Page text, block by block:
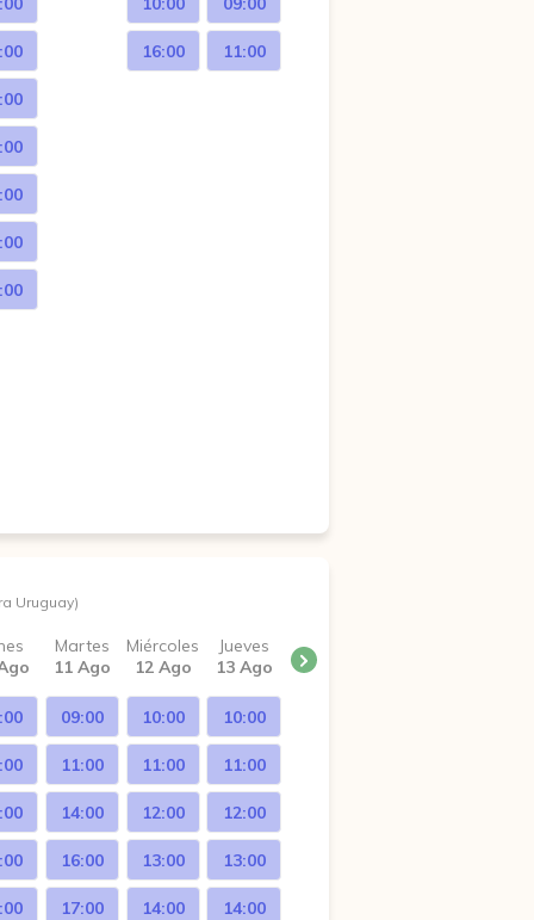
16:00 11:00
Uruguay)
Martes
11 Ago
09:00
11:00
14:00
16:00
17:00
Miércoles
12 Ago
10:00
11:00
12:00
13:00
14:00
Jueves
13 Ago
10:00
11:00
12:00
13:00
14:00